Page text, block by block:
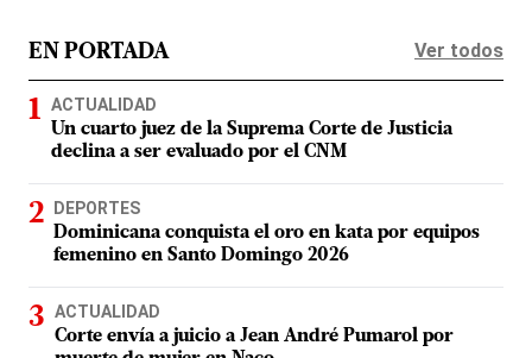
EN PORTADA Ver todos
ACTUALIDAD
Un cuarto juez de la Suprema Corte de Justicia
declina a ser evaluado por el CNM
DEPORTES
Dominicana conquista el oro en kata por equipos
femenino en Santo Domingo 2026
ACTUALIDAD
Corte envía a juicio a Jean André Pumarol por